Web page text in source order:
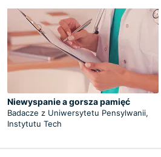
Niewyspanie a gorsza pamięć
Badacze z Uniwersytetu Pensylwanii,
Instytutu Tech